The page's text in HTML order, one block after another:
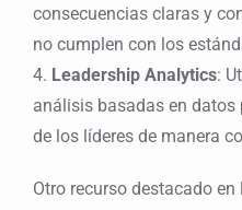
consecuencias claras y
no cumplen con los
4. Leadership Analytics:
análisis basadas en datos
de los líderes de manera
Otro recurso destacado